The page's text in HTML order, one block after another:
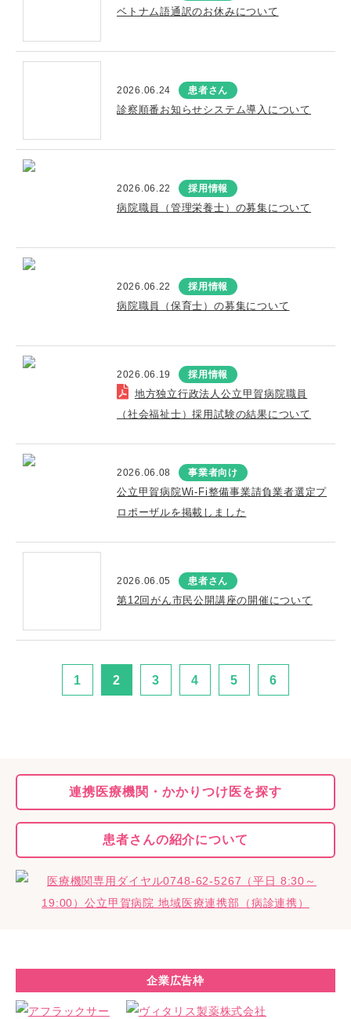
ベトナム語通訳のお休みについて
2026.06.24 患者さん
診察順番お知らせシステム導入について
2026.06.22 採用情報
病院職員（管理栄養士）の募集について
2026.06.22 採用情報
病院職員（保育士）の募集について
2026.06.19 採用情報
地方独立行政法人公立甲賀病院職員
（社会福祉士）採用試験の結果について
2026.06.08 事業者向け
公立甲賀病院Wi-Fi整備事業請負業者選定プ
ロポーザルを掲載しました
2026.06.05 患者さん
第12回がん市民公開講座の開催について
1 2 3 4 5 6
連携医療機関・かかりつけ医を探す
患者さんの紹介について
企業広告枠